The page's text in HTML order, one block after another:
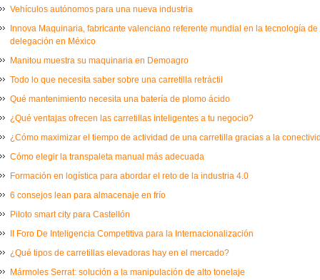
Vehículos autónomos para una nueva industria
Innova Maquinaria, fabricante valenciano referente mundial en la tecnología
delegación en México
Manitou muestra su maquinaria en Demoagro
Todo lo que necesita saber sobre una carretilla retráctil
Qué mantenimiento necesita una batería de plomo ácido
¿Qué ventajas ofrecen las carretillas inteligentes a tu negocio?
¿Cómo maximizar el tiempo de actividad de una carretilla gracias a la
Cómo elegir la transpaleta manual más adecuada
Formación en logística para abordar el reto de la industria 4.0
6 consejos lean para almacenaje en frío
Piloto smart city para Castellón
II Foro De Inteligencia Competitiva para la Internacionalización
¿Qué tipos de carretillas elevadoras hay en el mercado?
Mármoles Serrat: solución a la manipulación de alto tonelaje